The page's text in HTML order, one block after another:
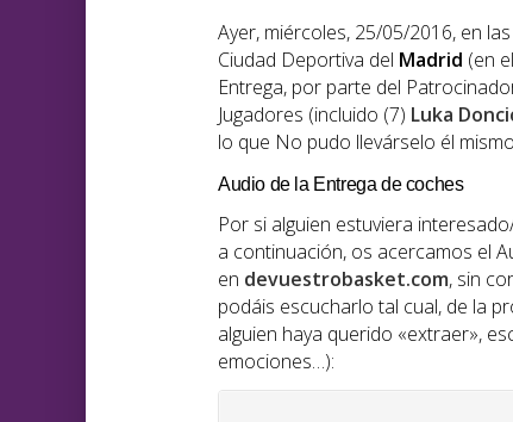
Ayer, miércoles, 25/05/2016, en
Ciudad Deportiva del Madrid (en
Entrega, por parte del
Jugadores (incluido (7) Luka
lo que No pudo llevárselo él
Audio de la Entrega de coches
Por si alguien estuviera
a continuación, os acercamos el
en devuestrobasket.com, sin
podáis escucharlo tal cual, de la
alguien haya querido «extraer»,
emociones…):